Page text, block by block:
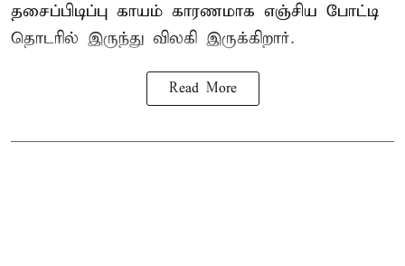
தசைப்பிடிப்பு காயம் காரணமாக எஞ்சிய போட்டி
தொடரில் இருந்து விலகி இருக்கிறார்.
Read More